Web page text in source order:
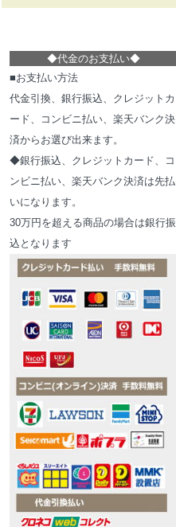
◆代金のお支払い◆
■お支払い方法
代金引換、銀行振込、クレジットカ
ード、コンビニ払い、楽天バンク決
済からお選び出来ます。
◆銀行振込、クレジットカード、コ
ンビニ払い、楽天バンク決済は先払
いになります。
30万円を超える商品の場合は銀行振
込となります